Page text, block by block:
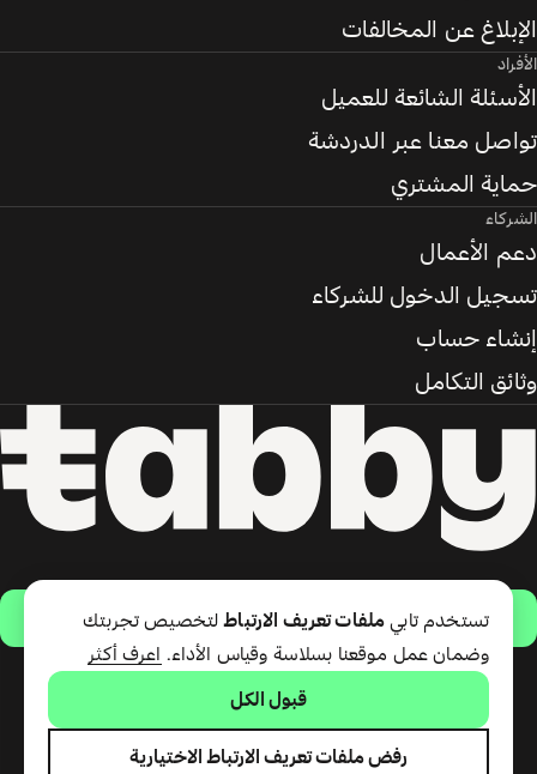
حمّل التطبيق
تقدّم شركة تابي ذ.م.م خدمة الدفع
ذ.م.م المرخصة من مصرف الإمارات
الإبلاغ عن المخالفات
الأفراد
الأسئلة الشائعة للعميل
تواصل معنا عبر الدردشة
حماية المشتري
الشركاء
دعم الأعمال
تسجيل الدخول للشركاء
إنشاء حساب
وثائق التكامل
تستخدم تابي ملفات تعريف الارتباطلتخصيص تجربتك
وضمان عمل موقعنا بسلاسة وقياس الأداء.
اعرف أكثر
قبول الكل
رفض ملفات تعريف الارتباط الاختيارية